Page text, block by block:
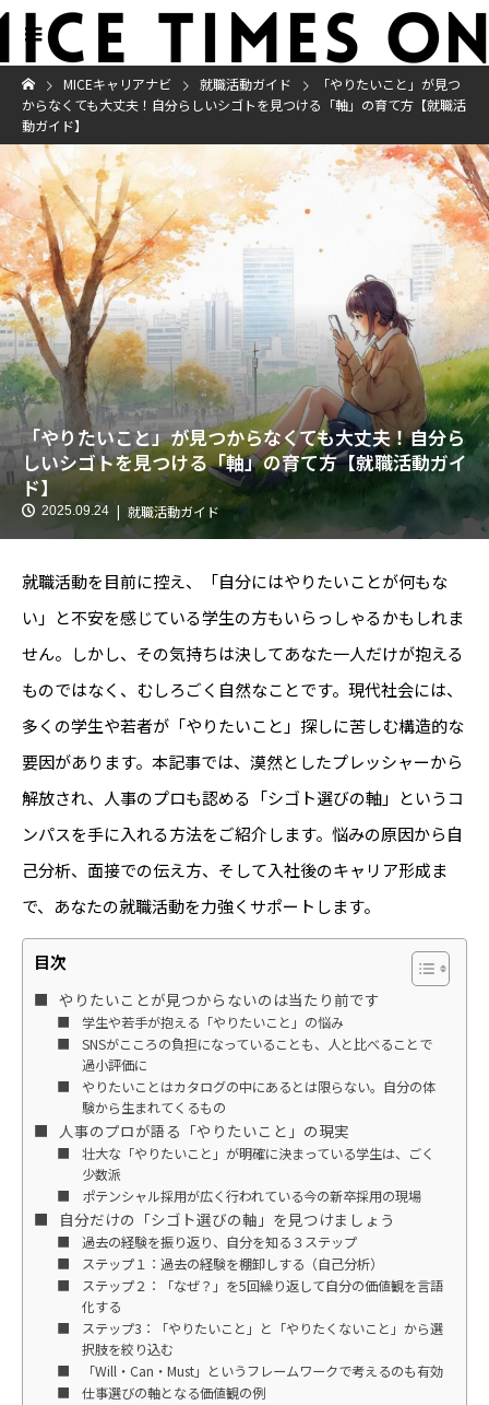
MICEキャリアナビ 就職活動ガイド
「やりたいこと」が見つ
からなくても大丈夫！自分らしいシゴトを見つける「軸」の育て方【就職活
動ガイド】
「やりたいこと」が見つからなくても大丈夫！自分ら
しいシゴトを見つける「軸」の育て方【就職活動ガイ
ド】
2025.09.24 就職活動ガイド
就職活動を目前に控え、「自分にはやりたいことが何もな
い」と不安を感じている学生の方もいらっしゃるかもしれま
せん。しかし、その気持ちは決してあなた一人だけが抱える
ものではなく、むしろごく自然なことです。現代社会には、
多くの学生や若者が「やりたいこと」探しに苦しむ構造的な
要因があります。本記事では、漠然としたプレッシャーから
解放され、人事のプロも認める「シゴト選びの軸」というコ
ンパスを手に入れる方法をご紹介します。悩みの原因から自
己分析、面接での伝え方、そして入社後のキャリア形成ま
で、あなたの就職活動を力強くサポートします。
目次
やりたいことが見つからないのは当たり前です
学生や若手が抱える「やりたいこと」の悩み
SNSがこころの負担になっていることも、人と比べることで
過小評価に
やりたいことはカタログの中にあるとは限らない。自分の体
験から生まれてくるもの
人事のプロが語る「やりたいこと」の現実
壮大な「やりたいこと」が明確に決まっている学生は、ごく
少数派
ポテンシャル採用が広く行われている今の新卒採用の現場
自分だけの「シゴト選びの軸」を見つけましょう
過去の経験を振り返り、自分を知る３ステップ
ステップ１：過去の経験を棚卸しする（自己分析）
ステップ２：「なぜ？」を5回繰り返して自分の価値観を言語
化する
ステップ3：「やりたいこと」と「やりたくないこと」から選
択肢を絞り込む
「Will・Can・Must」というフレームワークで考えるのも有効
仕事選びの軸となる価値観の例